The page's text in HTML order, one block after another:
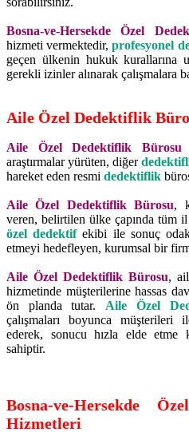
Bosna-ve-Hersekde Özel
hizmeti vermektedir,profesyonel
geçen ülkenin hukuk kurallarına
gerekli izinler alınarak çalışmalara
Aile Özel Dedektiflik
Aile Özel Dedektiflik Bürosu
araştırmalar yürüten, diğer
hareket eden resmi dedektiflik
Aile Özel Dedektiflik Bürosu,
veren, belirtilen ülke çapında tüm
özel dedektifekibi ile sonuç
etmeyi hedefleyen, kurumsal bir
Aile Özel Dedektiflik Bürosu,
hizmetinde müşterilerine hassas
ön planda tutar. Aile Özel
çalışmaları boyunca
ederek, sonucu hızla elde etme
sahiptir.
Bosna-ve-Hersekde
Hizmetleri